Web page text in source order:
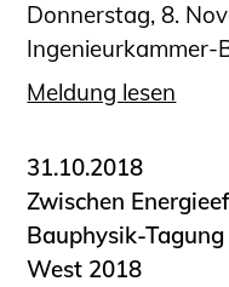
Donnerstag, 8.
Ingenieurkammer-
Meldung lesen
31.10.2018
Zwischen
Bauphysik-
West 2018